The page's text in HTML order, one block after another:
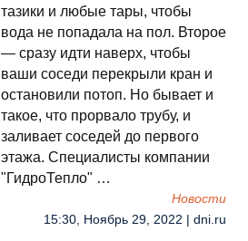
тазики и любые тары, чтобы
вода не попадала на пол. Второе
— сразу идти наверх, чтобы
ваши соседи перекрыли кран и
остановили потоп. Но бывает и
такое, что прорвало трубу, и
заливает соседей до первого
этажа. Специалисты компании
"ГидроТепло" …
Новости
15:30, Ноябрь 29, 2022 | dni.ru